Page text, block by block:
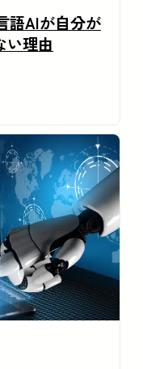
語AIが自分が
い理由